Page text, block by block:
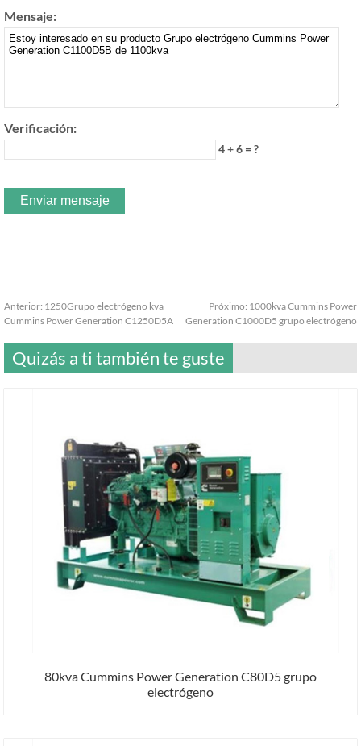
Mensaje:
Verificación:
4 + 6 = ?
Anterior: 1250Grupo electrógeno kva
Cummins Power Generation C1250D5A
Próximo: 1000kva Cummins Power
Generation C1000D5 grupo electrógeno
Quizás a ti también te guste
80kva Cummins Power Generation C80D5 grupo
electrógeno